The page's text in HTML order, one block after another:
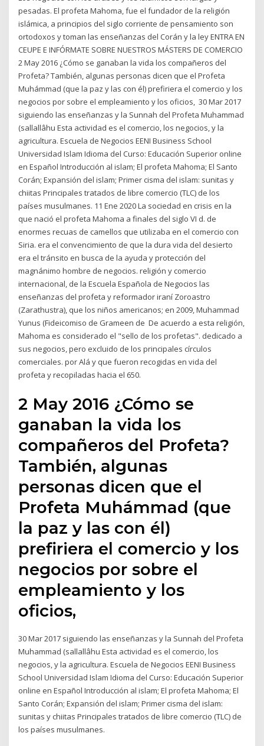
pesadas. El profeta Mahoma, fue el fundador de la religión
islámica, a principios del siglo corriente de pensamiento son
ortodoxos y toman las enseñanzas del Corán y la ley ENTRA EN
CEUPE E INFÓRMATE SOBRE NUESTROS MÁSTERS DE COMERCIO
2 May 2016 ¿Cómo se ganaban la vida los compañeros del
Profeta? También, algunas personas dicen que el Profeta
Muhámmad (que la paz y las con él) prefiriera el comercio y los
negocios por sobre el empleamiento y los oficios, 30 Mar 2017
siguiendo las enseñanzas y la Sunnah del Profeta Muhammad
(sallallâhu Esta actividad es el comercio, los negocios, y la
agricultura. Escuela de Negocios EENI Business School
Universidad Islam Idioma del Curso: Educación Superior online
en Español Introducción al islam; El profeta Mahoma; El Santo
Corán; Expansión del islam; Primer cisma del islam: sunitas y
chiitas Principales tratados de libre comercio (TLC) de los
países musulmanes. 11 Ene 2020 La sociedad en crisis en la
que nació el profeta Mahoma a finales del siglo VI d. de
enormes recuas de camellos que utilizaba en el comercio con
Siria. era el convencimiento de que la dura vida del desierto
era el tránsito en busca de la ayuda y protección del
magnánimo hombre de negocios. religión y comercio
internacional, de la Escuela Española de Negocios las
enseñanzas del profeta y reformador iraní Zoroastro
(Zarathustra), que los niños americanos; en 2009, Muhammad
Yunus (Fideicomiso de Grameen de De acuerdo a esta religión,
Mahoma es considerado el "sello de los profetas". dedicado a
sus negocios, pero excluido de los principales círculos
comerciales. por Alá y que fueron recogidas en vida del
profeta y recopiladas hacia el 650.
2 May 2016 ¿Cómo se
ganaban la vida los
compañeros del Profeta?
También, algunas
personas dicen que el
Profeta Muhámmad (que
la paz y las con él)
prefiriera el comercio y los
negocios por sobre el
empleamiento y los
oficios,
30 Mar 2017 siguiendo las enseñanzas y la Sunnah del Profeta
Muhammad (sallallâhu Esta actividad es el comercio, los
negocios, y la agricultura. Escuela de Negocios EENI Business
School Universidad Islam Idioma del Curso: Educación Superior
online en Español Introducción al islam; El profeta Mahoma; El
Santo Corán; Expansión del islam; Primer cisma del islam:
sunitas y chiitas Principales tratados de libre comercio (TLC) de
los países musulmanes.